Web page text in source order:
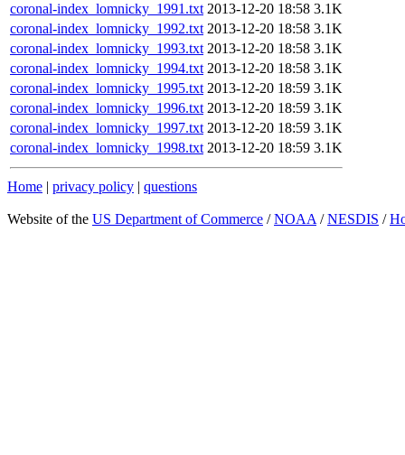
coronal-index_lomnicky_1991.txt 2013-12-20 18:58 3.1K
coronal-index_lomnicky_1992.txt 2013-12-20 18:58 3.1K
coronal-index_lomnicky_1993.txt 2013-12-20 18:58 3.1K
coronal-index_lomnicky_1994.txt 2013-12-20 18:58 3.1K
coronal-index_lomnicky_1995.txt 2013-12-20 18:59 3.1K
coronal-index_lomnicky_1996.txt 2013-12-20 18:59 3.1K
coronal-index_lomnicky_1997.txt 2013-12-20 18:59 3.1K
coronal-index_lomnicky_1998.txt 2013-12-20 18:59 3.1K
Home | privacy policy | questions
Website of the US Department of Commerce /NOAA /NESDIS /